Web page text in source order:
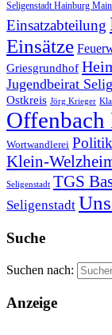
Seligenstadt Hainburg
Einsatzabteilung
Einsätze
Griesgrundhof
Jugendbeirat
Ostkreis Jörg Krieger
Offenbach
Wortwandlerei Politik
Klein-
Seligenstadt TGS
Seligenstadt
Suche
Suchen nach:
Anzeige